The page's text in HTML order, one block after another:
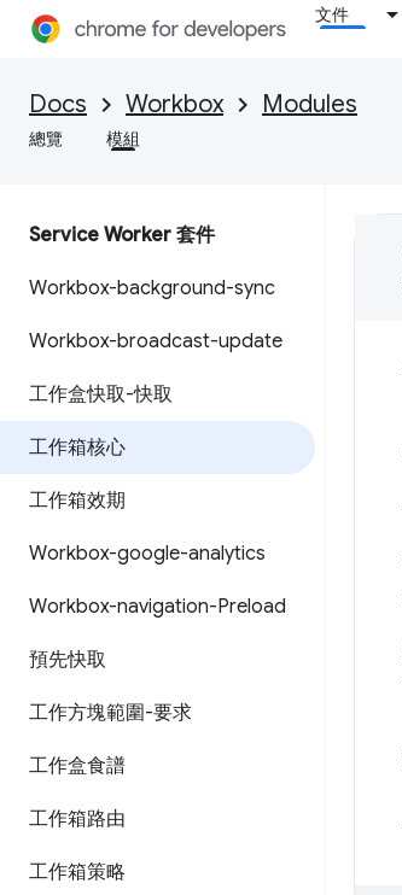
文件
Docs Workbox Modules
總覽 模組
Service Worker 套件
Workbox-background-sync
Workbox-broadcast-update
工作盒快取-快取
工作箱核心
工作箱效期
Workbox-google-analytics
Workbox-navigation-Preload
預先快取
工作方塊範圍-要求
工作盒食譜
工作箱路由
工作箱策略